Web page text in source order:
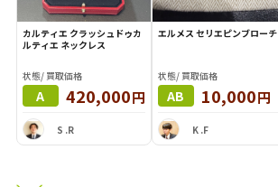
カルティエ クラッシュドゥカ
ルティエ ネックレス
状態/ 買取価格
A 420,000円
S .R
エルメス セリエピンブローチ
状態/ 買取価格
AB 10,000円
K .F